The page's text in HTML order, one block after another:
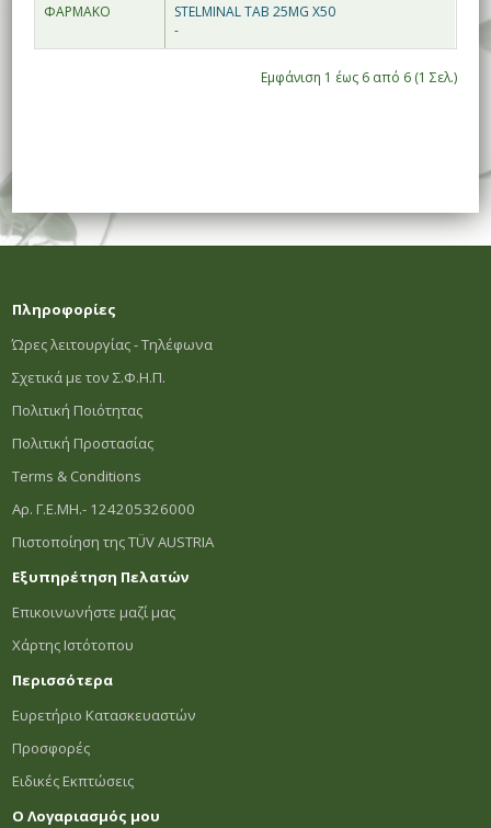
ΦΑΡΜΑΚΟ
STELMINAL TAB 25MG X50
-
Εμφάνιση 1 έως 6 από 6 (1 Σελ.)
Πληροφορίες
Ώρες λειτουργίας - Τηλέφωνα
Σχετικά με τον Σ.Φ.Η.Π.
Πολιτική Ποιότητας
Πολιτική Προστασίας
Terms & Conditions
Αρ. Γ.Ε.ΜΗ.- 124205326000
Πιστοποίηση της TÜV AUSTRIA
Εξυπηρέτηση Πελατών
Επικοινωνήστε μαζί μας
Χάρτης Ιστότοπου
Περισσότερα
Ευρετήριο Κατασκευαστών
Προσφορές
Ειδικές Εκπτώσεις
Ο Λογαριασμός μου